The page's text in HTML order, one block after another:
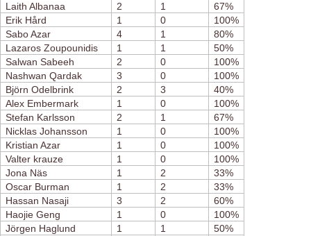
Laith Albanaa
2 1
67%
Erik Hård
1 0
100%
Sabo Azar
4 1
80%
Lazaros Zoupounidis
1 1
50%
Salwan Sabeeh
2 0
100%
Nashwan Qardak
3 0
100%
Björn Odelbrink
2 3
40%
Alex Embermark
1 0
100%
Stefan Karlsson
2 1
67%
Nicklas Johansson
1 0
100%
Kristian Azar
1 0
100%
Valter krauze
1 0
100%
Jona Näs
1 2
33%
Oscar Burman
1 2
33%
Hassan Nasaji
3 2
60%
Haojie Geng
1 0
100%
Jörgen Haglund
1 1
50%